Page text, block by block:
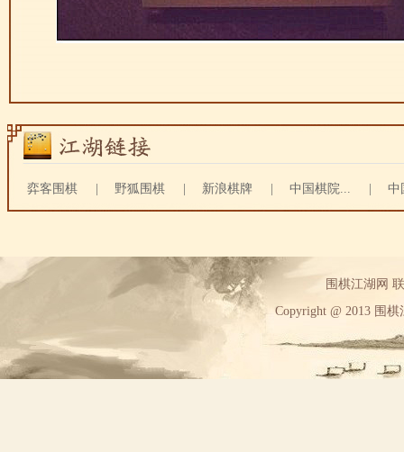
弈客围棋 野狐围棋 新浪棋牌 中国棋院... 中
围棋江湖网
Copyright @ 2013 围